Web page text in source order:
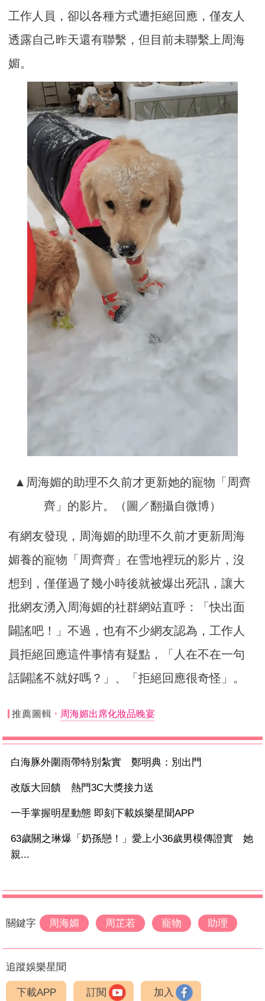
工作人員，卻以各種方式遭拒絕回應，僅友人
透露自己昨天還有聯繫，但目前未聯繫上周海
媚。
▲周海媚的助理不久前才更新她的寵物「周齊
齊」的影片。（圖／翻攝自微博）
有網友發現，周海媚的助理不久前才更新周海
媚養的寵物「周齊齊」在雪地裡玩的影片，沒
想到，僅僅過了幾小時後就被爆出死訊，讓大
批網友湧入周海媚的社群網站直呼：「快出面
闢謠吧！」不過，也有不少網友認為，工作人
員拒絕回應這件事情有疑點，「人在不在一句
話闢謠不就好嗎？」、「拒絕回應很奇怪」。
推薦圖輯 周海媚出席化妝品晚宴
白海豚外圍雨帶特別紮實 鄭明典：別出門
改版大回饋 熱門3C大獎接力送
一手掌握明星動態 即刻下載娛樂星聞APP
63歲關之琳爆「奶孫戀！」愛上小36歲男模傳證實 她
親...
關鍵字 周海媚 周芷若 寵物 助理
追蹤娛樂星聞
下載APP 訂閱 加入